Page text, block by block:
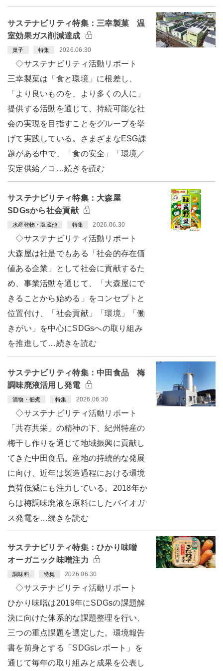
サステナビリティ特集：三幸製菓 温
室効果ガス削減達成
菓子 特集 2026.06.30
◇サステナビリティ活動リポート
三幸製菓は「食と環境」に根差し、
「より良いものを、より多くの人に」
提供する活動を通じて、持続可能な社
会の実現を目指すことをグループを挙
げて実践している。さまざまなESG課
題がある中で、「食の安全」「環境／
安定供給／コ…続きを読む
サステナビリティ特集：大森屋
SDGsから社会貢献
水産乾物・塩蔵他 特集 2026.06.30
◇サステナビリティ活動リポート
大森屋は社是でもある「社会的存在価
値ある企業」として社会に貢献するた
め、事業活動を通じて、「大森屋にで
きることから始める」をコンセプトと
位置付け、「社会貢献」「環境」「働
きがい」を中心にSDGsへの取り組み
を推進して…続きを読む
サステナビリティ特集：中田食品 梅
調味廃液活用し発電
漬物・佃煮 特集 2026.06.30
◇サステナビリティ活動リポート
「共存共栄」の精神の下、紀州特産の
梅干し作りを通じて地域振興に貢献し
てきた中田食品。産地の持続的な発展
に向け、近年は製造過程における環境
負荷低減にも注力している。2018年か
らは梅調味廃液を原料にしたバイオガ
ス発電を…続きを読む
サステナビリティ特集：ひかり味噌
オーガニック味噌注力
調味料 特集 2026.06.30
◇サステナビリティ活動リポート
ひかり味噌は2019年にSDGsの課題解
決に向けた体系的な課題整理を行い、
三つの重点課題を選定した。環境報告
書を前身とする「SDGsレポート」を
通じて毎年の取り組みと成果を公表し